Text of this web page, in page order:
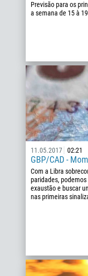
Previsão para os
a semana de 15 à
11.05.2017 02:21
GBP/CAD -
Com a Libra
paridades,
exaustão e buscar
nas primeiras